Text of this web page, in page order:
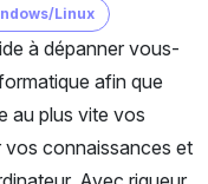
Linux
à dépanner vous-
afin que
au plus vite vos
connaissances et